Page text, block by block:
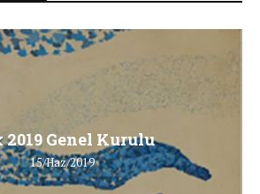
Genel Kurulu
15/Haz/2019